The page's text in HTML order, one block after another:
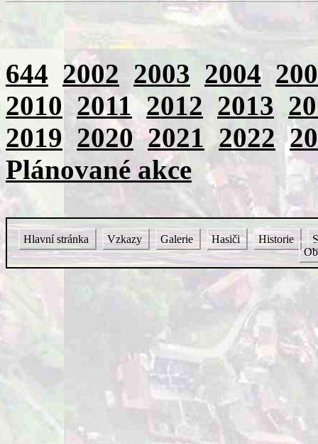
644 2002 2003 2004
2010 2011 2012 2013
2019 2020 2021 2022
Plánované akce
Hlavní stránka Vzkazy Galerie Hasiči Historie